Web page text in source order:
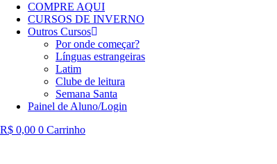
COMPRE AQUI
CURSOS DE INVERNO
Outros Cursos
Por onde começar?
Línguas estrangeiras
Latim
Clube de leitura
Semana Santa
Painel de Aluno/Login
R$ 0,00 0 Carrinho